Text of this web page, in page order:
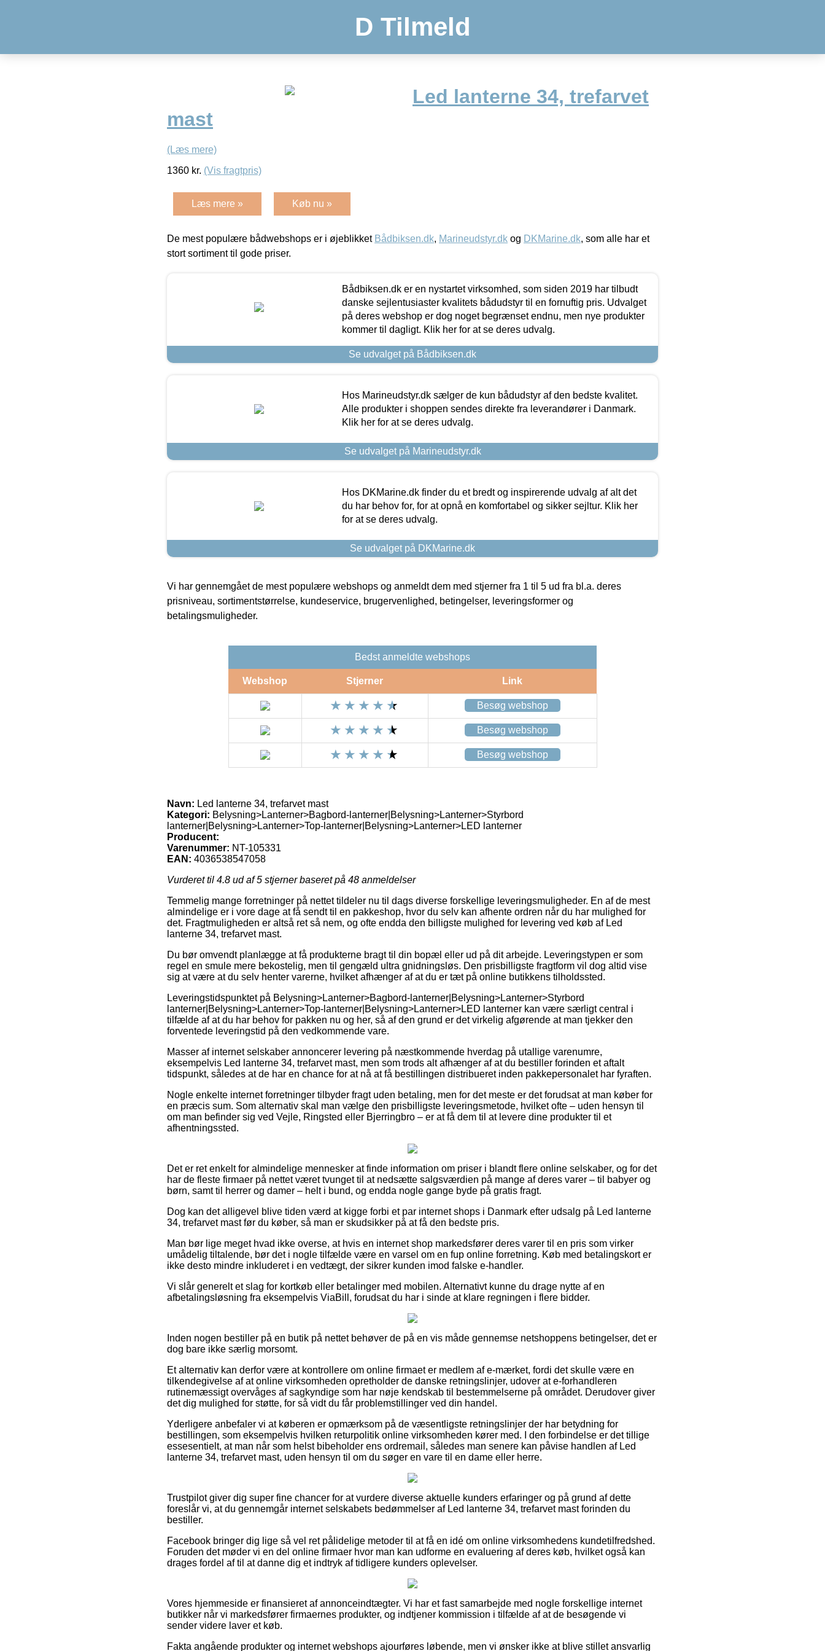
D Tilmeld
Led lanterne 34, trefarvet
mast
(Læs mere)
1360 kr. (Vis fragtpris)
Læs mere » Køb nu »
De mest populære bådwebshops er i øjeblikket Bådbiksen.dk, Marineudstyr.dk og DKMarine.dk, som alle har et
stort sortiment til gode priser.
Bådbiksen.dk er en nystartet virksomhed, som siden 2019 har tilbudt
danske sejlentusiaster kvalitets bådudstyr til en fornuftig pris. Udvalget
på deres webshop er dog noget begrænset endnu, men nye produkter
kommer til dagligt. Klik her for at se deres udvalg.
Se udvalget på Bådbiksen.dk
Hos Marineudstyr.dk sælger de kun bådudstyr af den bedste kvalitet.
Alle produkter i shoppen sendes direkte fra leverandører i Danmark.
Klik her for at se deres udvalg.
Se udvalget på Marineudstyr.dk
Hos DKMarine.dk finder du et bredt og inspirerende udvalg af alt det
du har behov for, for at opnå en komfortabel og sikker sejltur. Klik her
for at se deres udvalg.
Se udvalget på DKMarine.dk
Vi har gennemgået de mest populære webshops og anmeldt dem med stjerner fra 1 til 5 ud fra bl.a. deres
prisniveau, sortimentstørrelse, kundeservice, brugervenlighed, betingelser, leveringsformer og
betalingsmuligheder.
Bedst anmeldte webshops
Webshop Stjerner Link
Besøg webshop
Besøg webshop
Besøg webshop
Navn: Led lanterne 34, trefarvet mast
Kategori: Belysning>Lanterner>Bagbord-lanterner|Belysning>Lanterner>Styrbord
lanterner|Belysning>Lanterner>Top-lanterner|Belysning>Lanterner>LED lanterner
Producent:
Varenummer: NT-105331
EAN: 4036538547058
Vurderet til 4.8 ud af 5 stjerner baseret på 48 anmeldelser
Temmelig mange forretninger på nettet tildeler nu til dags diverse forskellige leveringsmuligheder. En af de mest
almindelige er i vore dage at få sendt til en pakkeshop, hvor du selv kan afhente ordren når du har mulighed for
det. Fragtmuligheden er altså ret så nem, og ofte endda den billigste mulighed for levering ved køb af Led
lanterne 34, trefarvet mast.
Du bør omvendt planlægge at få produkterne bragt til din bopæl eller ud på dit arbejde. Leveringstypen er som
regel en smule mere bekostelig, men til gengæld ultra gnidningsløs. Den prisbilligste fragtform vil dog altid vise
sig at være at du selv henter varerne, hvilket afhænger af at du er tæt på online butikkens tilholdssted.
Leveringstidspunktet på Belysning>Lanterner>Bagbord-lanterner|Belysning>Lanterner>Styrbord
lanterner|Belysning>Lanterner>Top-lanterner|Belysning>Lanterner>LED lanterner kan være særligt central i
tilfælde af at du har behov for pakken nu og her, så af den grund er det virkelig afgørende at man tjekker den
forventede leveringstid på den vedkommende vare.
Masser af internet selskaber annoncerer levering på næstkommende hverdag på utallige varenumre,
eksempelvis Led lanterne 34, trefarvet mast, men som trods alt afhænger af at du bestiller forinden et aftalt
tidspunkt, således at de har en chance for at nå at få bestillingen distribueret inden pakkepersonalet har fyraften.
Nogle enkelte internet forretninger tilbyder fragt uden betaling, men for det meste er det forudsat at man køber for
en præcis sum. Som alternativ skal man vælge den prisbilligste leveringsmetode, hvilket ofte – uden hensyn til
om man befinder sig ved Vejle, Ringsted eller Bjerringbro – er at få dem til at levere dine produkter til et
afhentningssted.
Det er ret enkelt for almindelige mennesker at finde information om priser i blandt flere online selskaber, og for det
har de fleste firmaer på nettet været tvunget til at nedsætte salgsværdien på mange af deres varer – til babyer og
børn, samt til herrer og damer – helt i bund, og endda nogle gange byde på gratis fragt.
Dog kan det alligevel blive tiden værd at kigge forbi et par internet shops i Danmark efter udsalg på Led lanterne
34, trefarvet mast før du køber, så man er skudsikker på at få den bedste pris.
Man bør lige meget hvad ikke overse, at hvis en internet shop markedsfører deres varer til en pris som virker
umådelig tiltalende, bør det i nogle tilfælde være en varsel om en fup online forretning. Køb med betalingskort er
ikke desto mindre inkluderet i en vedtægt, der sikrer kunden imod falske e-handler.
Vi slår generelt et slag for kortkøb eller betalinger med mobilen. Alternativt kunne du drage nytte af en
afbetalingsløsning fra eksempelvis ViaBill, forudsat du har i sinde at klare regningen i flere bidder.
Inden nogen bestiller på en butik på nettet behøver de på en vis måde gennemse netshoppens betingelser, det er
dog bare ikke særlig morsomt.
Et alternativ kan derfor være at kontrollere om online firmaet er medlem af e-mærket, fordi det skulle være en
tilkendegivelse af at online virksomheden opretholder de danske retningslinjer, udover at e-forhandleren
rutinemæssigt overvåges af sagkyndige som har nøje kendskab til bestemmelserne på området. Derudover giver
det dig mulighed for støtte, for så vidt du får problemstillinger ved din handel.
Yderligere anbefaler vi at køberen er opmærksom på de væsentligste retningslinjer der har betydning for
bestillingen, som eksempelvis hvilken returpolitik online virksomheden kører med. I den forbindelse er det tillige
essesentielt, at man når som helst bibeholder ens ordremail, således man senere kan påvise handlen af Led
lanterne 34, trefarvet mast, uden hensyn til om du søger en vare til en dame eller herre.
Trustpilot giver dig super fine chancer for at vurdere diverse aktuelle kunders erfaringer og på grund af dette
foreslår vi, at du gennemgår internet selskabets bedømmelser af Led lanterne 34, trefarvet mast forinden du
bestiller.
Facebook bringer dig lige så vel ret pålidelige metoder til at få en idé om online virksomhedens kundetilfredshed.
Foruden det møder vi en del online firmaer hvor man kan udforme en evaluering af deres køb, hvilket også kan
drages fordel af til at danne dig et indtryk af tidligere kunders oplevelser.
Vores hjemmeside er finansieret af annonceindtægter. Vi har et fast samarbejde med nogle forskellige internet
butikker når vi markedsfører firmaernes produkter, og indtjener kommission i tilfælde af at de besøgende vi
sender videre laver et køb.
Fakta angående produkter og internet webshops ajourføres løbende, men vi ønsker ikke at blive stillet ansvarlig